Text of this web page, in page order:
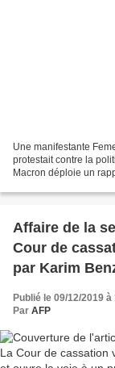
Une manifestante
protestait contre la
Macron déploie un
Affaire de la
Cour de
par Karim
Publié le 09/12/2019 à
Par AFP